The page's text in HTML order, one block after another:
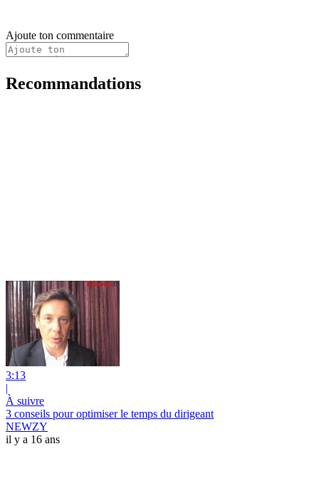
Ajoute ton commentaire
Recommandations
3:13
|
À suivre
3 conseils pour optimiser le temps du dirigeant
NEWZY
il y a 16 ans